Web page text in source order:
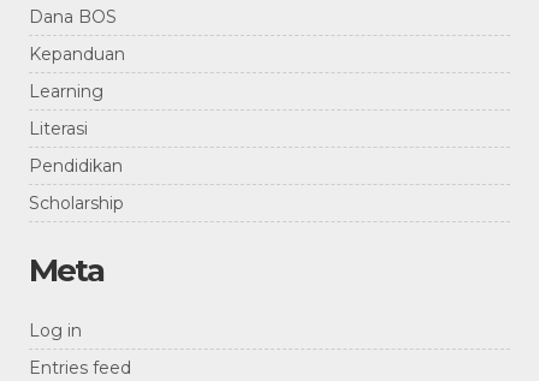
Dana BOS
Kepanduan
Learning
Literasi
Pendidikan
Scholarship
Meta
Log in
Entries feed